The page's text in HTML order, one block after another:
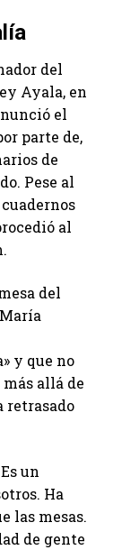
del
Ayala, en
el
parte de,
de
Pese al
al
del
y que no
allá de
retrasado
un
Ha
las mesas.
de gente